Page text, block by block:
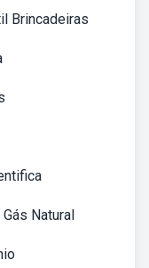
Brincadeiras
Natural